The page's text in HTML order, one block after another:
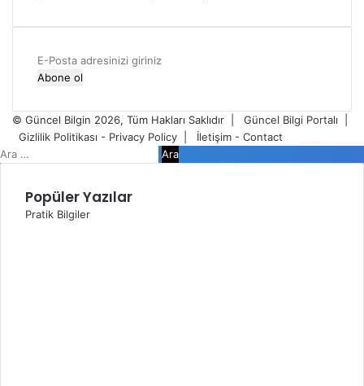
E-
Posta
giriniz
© Güncel Bilgin 2026, Tüm Hakları Saklıdır | Güncel Bilgi Portalı
Gizlilik Politikası - Privacy Policy
İletişim - Contact
Facebook
Twitter
WhatsApp
Telegram
Viber
Kapalı
Arama:
Popüler Yazılar
Pratik Bilgiler